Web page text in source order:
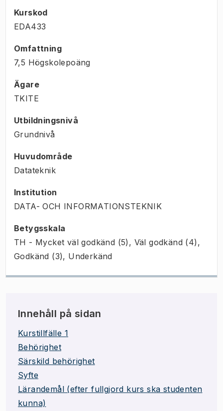
Kurskod
EDA433
Omfattning
7,5 Högskolepoäng
Ägare
TKITE
Utbildningsnivå
Grundnivå
Huvudområde
Datateknik
Institution
DATA- OCH INFORMATIONSTEKNIK
Betygsskala
TH - Mycket väl godkänd (5), Väl godkänd (4),
Godkänd (3), Underkänd
Innehåll på sidan
Kurstillfälle 1
Behörighet
Särskild behörighet
Syfte
Lärandemål (efter fullgjord kurs ska studenten
kunna)